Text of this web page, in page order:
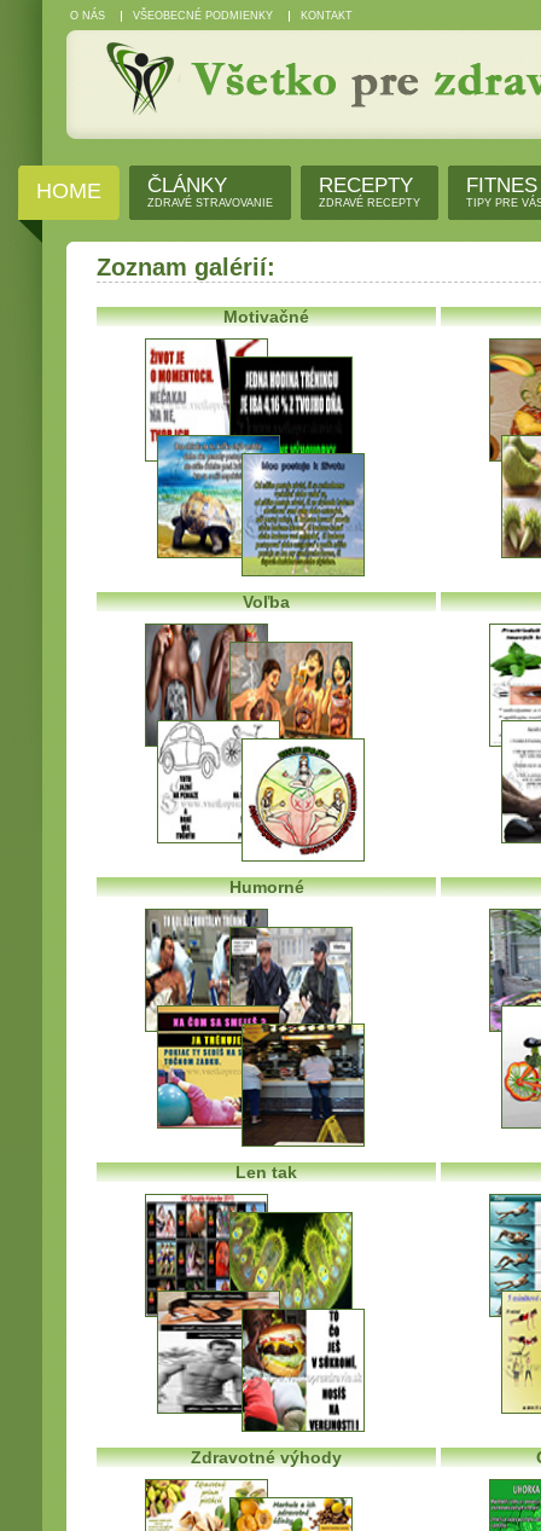
O NÁS VŠEOBECNÉ PODMIENKY KONTAKT
HOME ČLÁNKY
ZDRAVÉ STRAVOVANIE
RECEPTY
ZDRAVÉ RECEPTY
FITNES
TIPY PRE
Zoznam galérií:
Motivačné
Voľba
Humorné
Len tak
Zdravotné výhody